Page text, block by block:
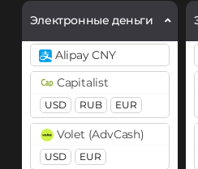
Bitcoin Cash (BCH)
Bitcoin SV (BSV)
BitTorrent (BTT)
Cardano (ADA)
Электронные деньги
Alipay CNY
Capitalist
USD RUB EUR
Volet (AdvCash)
USD EUR